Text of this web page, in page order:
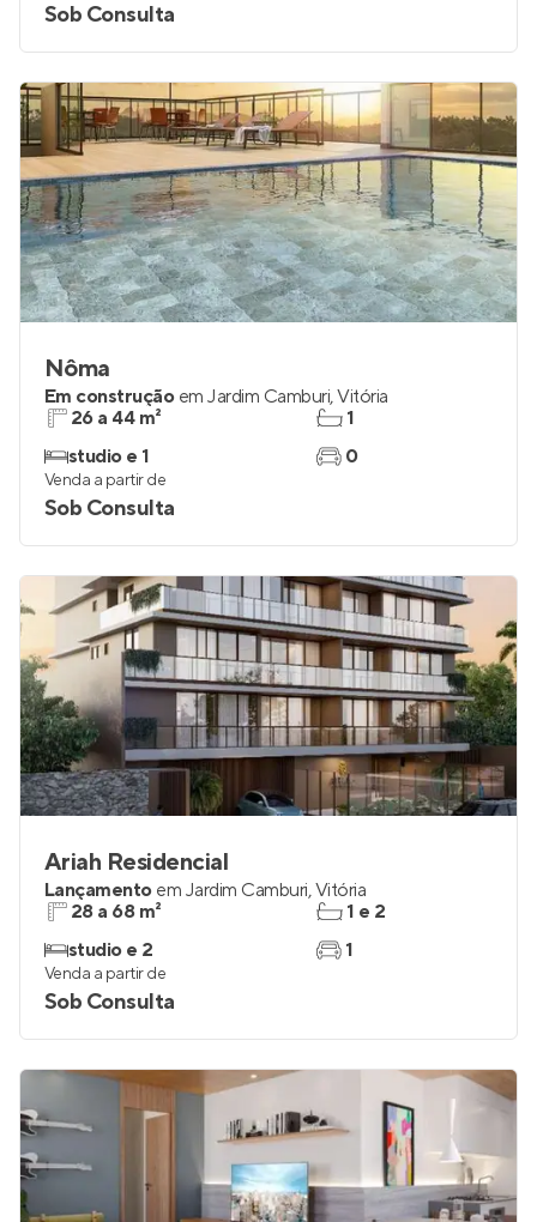
Sob Consulta
Nôma
Em construção em Jardim Camburi,Vitória
26 a 44 m²
studio e 1
1
0
Venda a partir de
Sob Consulta
Ariah Residencial
Lançamento em Jardim Camburi,Vitória
28 a 68 m²
studio e 2
1 e 2
1
Venda a partir de
Sob Consulta